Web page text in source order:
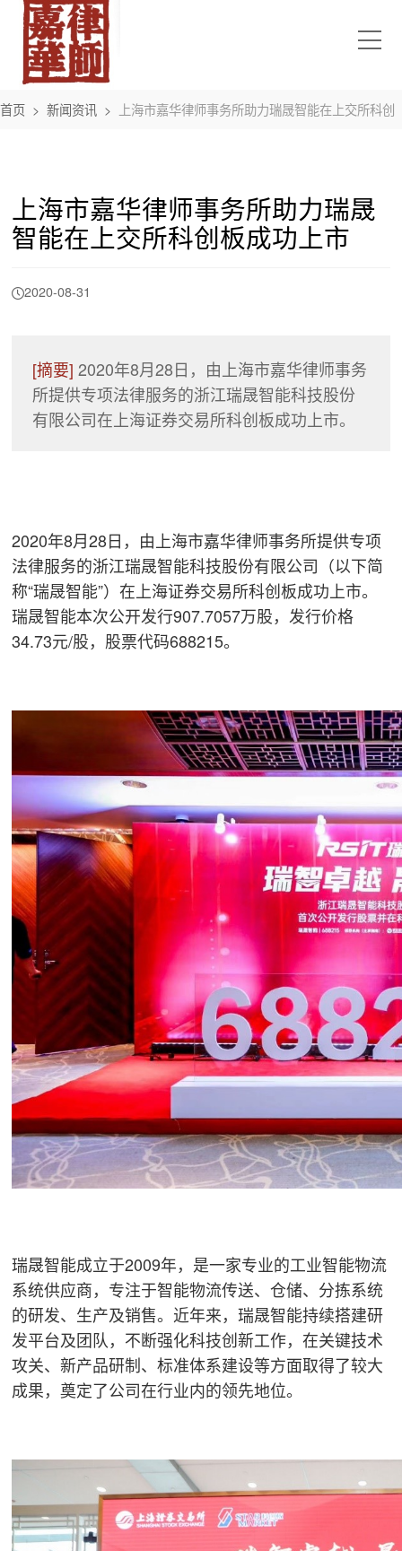
首页 > 新闻资讯 > 上海市嘉华律师事务所助力瑞晟智能在上交所科创
上海市嘉华律师事务所助力瑞晟
智能在上交所科创板成功上市
2020-08-31
[摘要] 2020年8月28日，由上海市嘉华律师事务
所提供专项法律服务的浙江瑞晟智能科技股份
有限公司在上海证券交易所科创板成功上市。
2020年8月28日，由上海市嘉华律师事务所提供专项
法律服务的浙江瑞晟智能科技股份有限公司（以下简
称“瑞晟智能”）在上海证券交易所科创板成功上市。
瑞晟智能本次公开发行907.7057万股，发行价格
34.73元/股，股票代码688215。
瑞晟智能成立于2009年，是一家专业的工业智能物流
系统供应商，专注于智能物流传送、仓储、分拣系统
的研发、生产及销售。近年来，瑞晟智能持续搭建研
发平台及团队，不断强化科技创新工作，在关键技术
攻关、新产品研制、标准体系建设等方面取得了较大
成果，奠定了公司在行业内的领先地位。